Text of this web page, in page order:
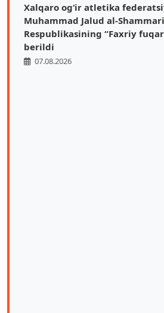
Xalqaro ogʻir atletika
Muhammad Jalud al-
Respublikasining “Faxriy
berildi
07.08.2026